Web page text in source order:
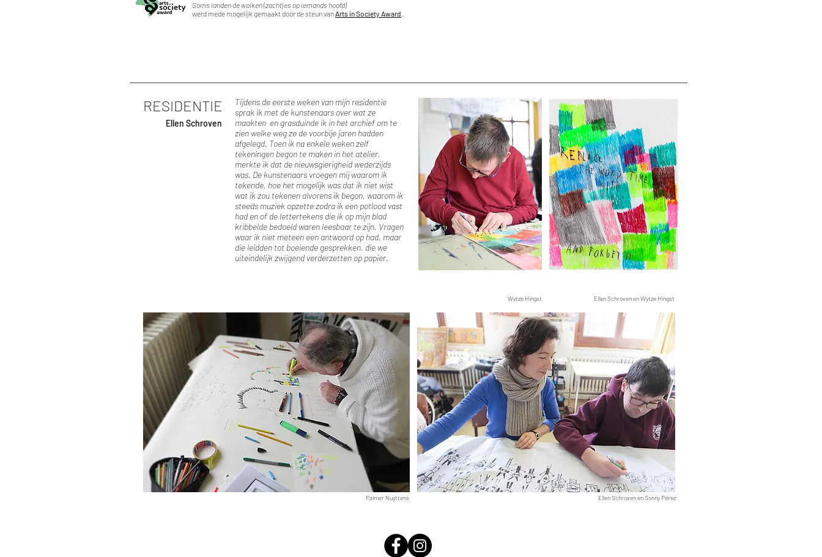
Soms landen de wolken (zachtjes op iemands hoofd)
werd mede mogelijk gemaakt door de steun vanArts in Society Award
RESIDENTIE
Ellen Schroven
Tijdens de eerste weken van mijn residentie
sprak ik met de kunstenaars over wat ze
maakten en grasduinde ik in het archief om te
zien welke weg ze de voorbije jaren hadden
afgelegd. Toen ik na enkele weken zelf
tekeningen begon te maken in het atelier,
merkte ik dat de nieuwsgierigheid wederzijds
was. De kunstenaars vroegen mij waarom ik
tekende, hoe het mogelijk was dat ik niet wist
wat ik zou tekenen alvorens ik begon, waarom ik
steeds muziek opzette zodra ik een potlood vast
had en of de lettertekens die ik op mijn blad
kribbelde bedoeld waren leesbaar te zijn. Vragen
waar ik niet meteen een antwoord op had, maar
die leidden tot boeiende gesprekken, die we
uiteindelijk zwijgend verderzetten op papier.
Palmer Nuyttens
Wytze Hingst Ellen Schroven en Wytze Hingst
Ellen Schroven en Sonny Perez